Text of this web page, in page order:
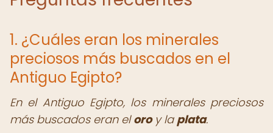
1. ¿Cuáles eran los minerales
preciosos más buscados en el
Antiguo Egipto?
En el Antiguo Egipto, los minerales preciosos
más buscados eran eloroy la plata.